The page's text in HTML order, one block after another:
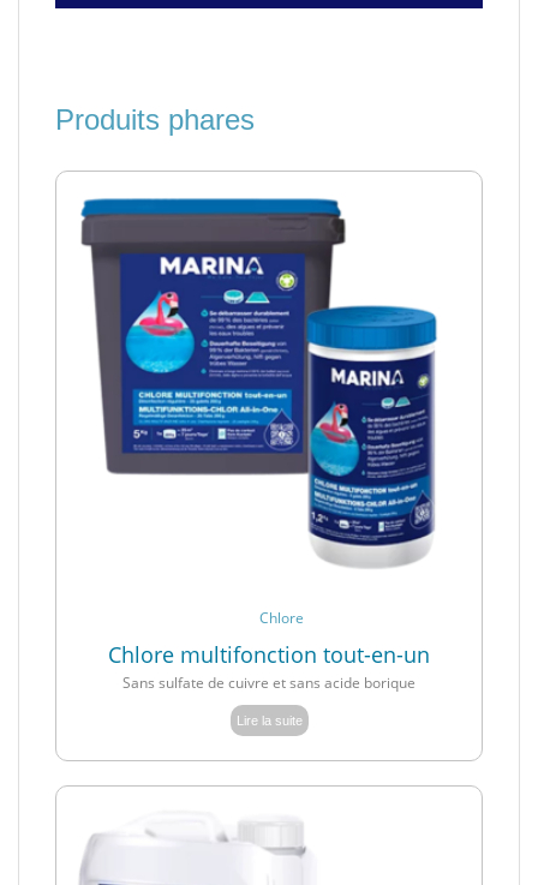
Produits phares
Chlore
Chlore multifonction tout-en-un
Sans sulfate de cuivre et sans acide borique
Lire la suite